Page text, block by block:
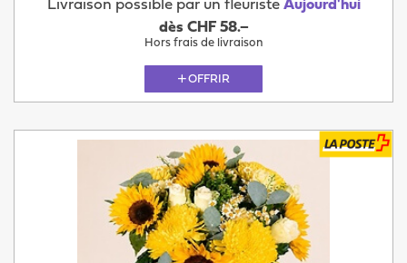
Livraison possible par un fleuriste Aujourd'hui
dès CHF 58.–
Hors frais de livraison
OFFRIR